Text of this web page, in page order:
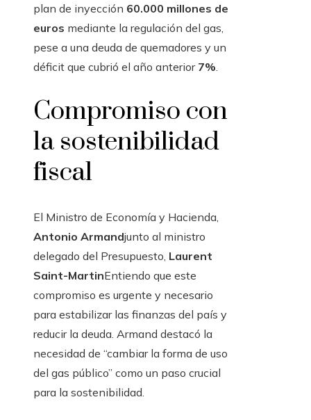
plan de inyección 60.000 millones de
euros mediante la regulación del gas,
pese a una deuda de quemadores y un
déficit que cubrió el año anterior 7%
Compromiso con
la sostenibilidad
fiscal
El Ministro de Economía y Hacienda,
Antonio Armandjunto al ministro
delegado del Presupuesto, Laurent
Saint-MartinEntiendo que este
compromiso es urgente y necesario
para estabilizar las finanzas del país y
reducir la deuda. Armand destacó la
necesidad de “cambiar la forma de uso
del gas público” como un paso crucial
para la sostenibilidad.